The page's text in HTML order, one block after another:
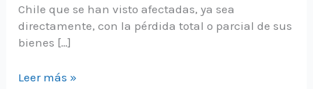
Chile que se han visto afectadas, ya sea
directamente, con la pérdida total o parcial de sus
bienes […]
Resultados
Leer más »